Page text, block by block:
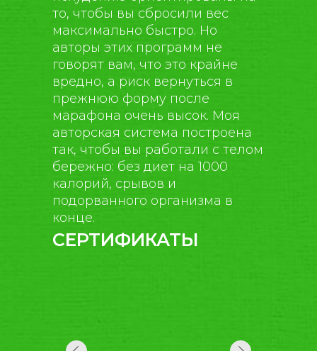
то, чтобы вы сбросили вес
максимально быстро. Но
авторы этих программ не
говорят вам, что это крайне
вредно, а риск вернуться в
прежнюю форму после
марафона очень высок. Моя
авторская система построена
так, чтобы вы работали с телом
бережно: без диет на 1000
калорий, срывов и
подорванного организма в
конце.
СЕРТИФИКАТЫ